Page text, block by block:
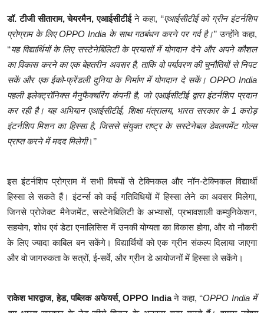
डॉ. टीजी सीताराम, चेयरमैन, एआईसीटीईने कहा, ‘‘एआईसीटीई को ग्रीन इंटर्नशिप
प्रोग्राम के लिए OPPO India के साथ गठबंधन करने पर गर्व है।’’ उन्होंने कहा,
‘‘यह विद्यार्थियों के लिए सस्टेनेबिलिटी के प्रयासों में योगदान देने और अपने कौशल
का विकास करने का एक बेहतरीन अवसर है, ताकि वो पर्यावरण की चुनौतियों से निपट
सकें और एक ईको-फ्रेंडली दुनिया के निर्माण में योगदान दे सकें। OPPO India
पहली इलेक्ट्रॉनिक्स मैनुफैक्चरिंग कंपनी है, जो एआईसीटीई द्वारा इंटर्नशिप प्रदान
कर रही है। यह अभियान एआईसीटीई, शिक्षा मंत्रालय, भारत सरकार के 1 करोड़
इंटर्नशिप मिशन का हिस्सा है, जिससे संयुक्त राष्ट्र के सस्टेनेबल डेवलपमेंट गोल्स
प्राप्त करने में मदद मिलेगी।’’
इस इंटर्नशिप प्रोग्राम में सभी विषयों से टेक्निकल और नॉन-टेक्निकल विद्यार्थी
हिस्सा ले सकते हैं। इंटर्न्स को कई गतिविधियों में हिस्सा लेने का अवसर मिलेगा,
जिनसे प्रोजेक्ट मैनेजमेंट, सस्टेनेबिलिटी के अभ्यासों, प्रभावशाली कम्युनिकेशन,
सहयोग, शोध एवं डेटा एनालिसिस में उनकी योग्यता का विकास होगा, और वो नौकरी
के लिए ज्यादा काबिल बन सकेंगे। विद्यार्थियों को एक ग्रीन संकल्प दिलाया जाएगा
और वो जागरुकता के सत्रों, ई-सर्वे, और ग्रीन डे आयोजनों में हिस्सा ले सकेंगे।
राकेश भारद्वाज, हेड, पब्लिक अफेयर्स, OPPO Indiaने कहा, ‘‘OPPO India में